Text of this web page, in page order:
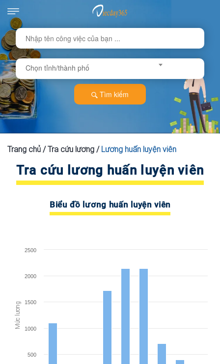
Chọn tỉnh/thành phố
Tìm kiếm
Trang chủ /Tra cứu lương / Lương huấn luyện viên
Tra cứu lương huấn luyện viên
Biểu đồ lương huấn luyện viên
Mức lương
500
1000
1500
2000
2500